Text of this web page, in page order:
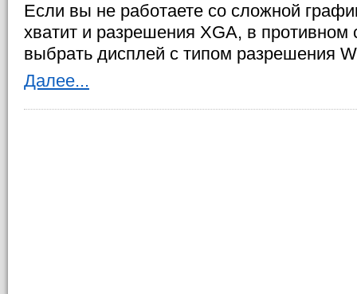
Если вы не работаете со сложной
хватит и разрешения XGA, в
выбрать дисплей с типом разрешения
Далее...